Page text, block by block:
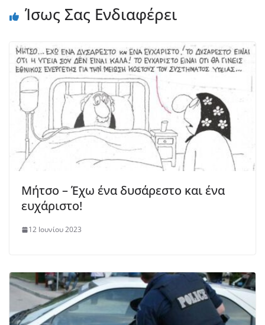
Ίσως Σας Ενδιαφέρει
Μήτσο – Έχω ένα δυσάρεστο και ένα
ευχάριστο!
12 Ιουνίου 2023